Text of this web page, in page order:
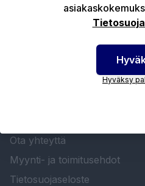
SERSALE OY
Ota yhteyttä
Myynti- ja toimitusehdot
Tietosuojaseloste
Hyväksy